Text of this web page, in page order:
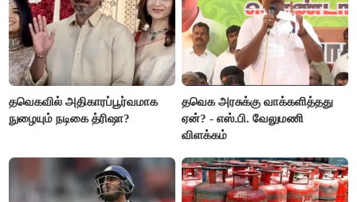
தவெகவில் அதிகாரப்பூர்வமாக
நுழையும் நடிகை த்ரிஷா?
தவெக அரசுக்கு வாக்களித்தது
ஏன்? - எஸ்.பி. வேலுமணி
விளக்கம்